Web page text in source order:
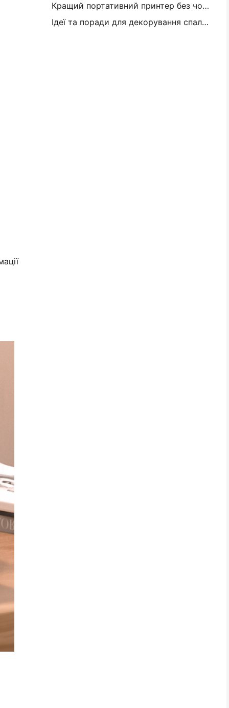
Кращий портативний принтер без чорнила для подорожей, школи та мобільної роботи: огляд Hanin MT620 Pro
Ідеї та поради для декорування спальні та гуртожитку